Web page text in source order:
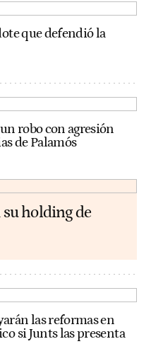
que defendió la
robo con agresión
de Palamós
su holding de
las reformas en
si Junts las presenta